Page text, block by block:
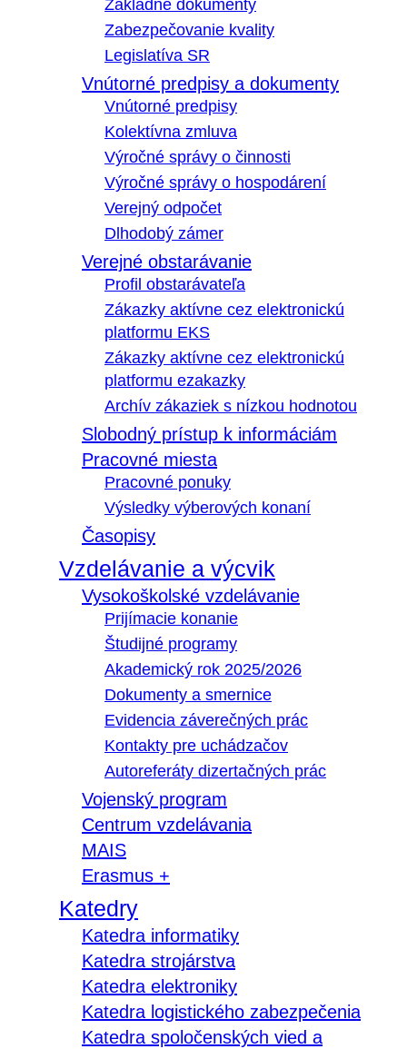
Základné dokumenty
Zabezpečovanie kvality
Legislatíva SR
Vnútorné predpisy a dokumenty
Vnútorné predpisy
Kolektívna zmluva
Výročné správy o činnosti
Výročné správy o hospodárení
Verejný odpočet
Dlhodobý zámer
Verejné obstarávanie
Profil obstarávateľa
Zákazky aktívne cez elektronickú
platformu EKS
Zákazky aktívne cez elektronickú
platformu ezakazky
Archív zákaziek s nízkou hodnotou
Slobodný prístup k informáciám
Pracovné miesta
Pracovné ponuky
Výsledky výberových konaní
Časopisy
Vzdelávanie a výcvik
Vysokoškolské vzdelávanie
Prijímacie konanie
Študijné programy
Akademický rok 2025/2026
Dokumenty a smernice
Evidencia záverečných prác
Kontakty pre uchádzačov
Autoreferáty dizertačných prác
Vojenský program
Centrum vzdelávania
MAIS
Erasmus +
Katedry
Katedra informatiky
Katedra strojárstva
Katedra elektroniky
Katedra logistického zabezpečenia
Katedra spoločenských vied a